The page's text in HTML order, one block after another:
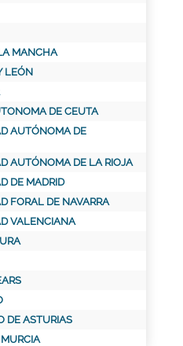
MANCHA
LEÓN
DE CEUTA
AUTÓNOMA DE
AUTÓNOMA DE LA RIOJA
DE MADRID
FORAL DE NAVARRA
VALENCIANA
DE ASTURIAS